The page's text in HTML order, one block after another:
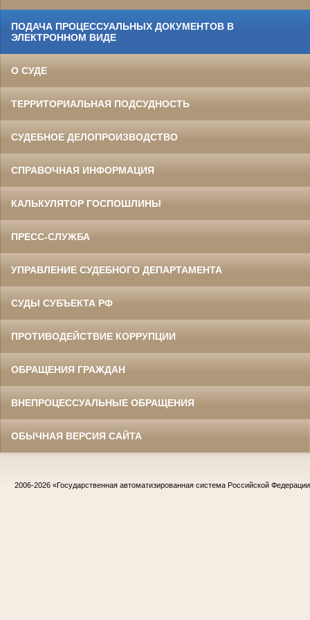
ПОДАЧА ПРОЦЕССУАЛЬНЫХ ДОКУМЕНТОВ В
ЭЛЕКТРОННОМ ВИДЕ
О СУДЕ
ТЕРРИТОРИАЛЬНАЯ ПОДСУДНОСТЬ
СУДЕБНОЕ ДЕЛОПРОИЗВОДСТВО
СПРАВОЧНАЯ ИНФОРМАЦИЯ
КАЛЬКУЛЯТОР ГОСПОШЛИНЫ
ПРЕСС-СЛУЖБА
УПРАВЛЕНИЕ СУДЕБНОГО ДЕПАРТАМЕНТА
СУДЫ СУБЪЕКТА РФ
ПРОТИВОДЕЙСТВИЕ КОРРУПЦИИ
ОБРАЩЕНИЯ ГРАЖДАН
ВНЕПРОЦЕССУАЛЬНЫЕ ОБРАЩЕНИЯ
ОБЫЧНАЯ ВЕРСИЯ САЙТА
2006-2026 «Государственная автоматизированная система Российской